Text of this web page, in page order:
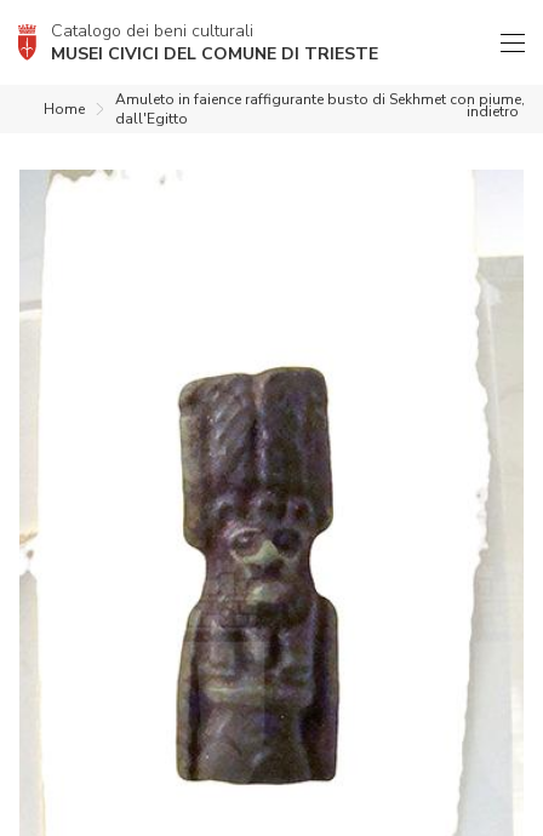
Catalogo dei beni culturali
MUSEI CIVICI DEL COMUNE DI TRIESTE
indietro
Home
Amuleto in faience raffigurante busto di Sekhmet con piume,
dall'Egitto